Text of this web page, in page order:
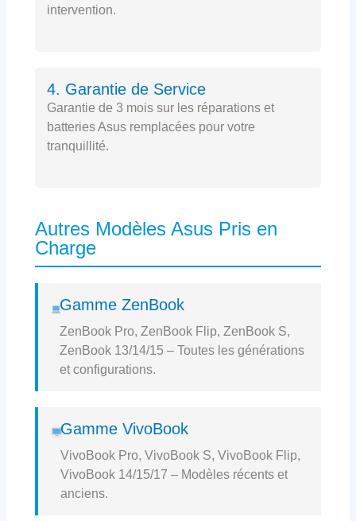
intervention.
4. Garantie de Service
Garantie de 3 mois sur les réparations et
batteries Asus remplacées pour votre
tranquillité.
Autres Modèles Asus Pris en
Charge
Gamme ZenBook
ZenBook Pro, ZenBook Flip, ZenBook S,
ZenBook 13/14/15 – Toutes les générations
et configurations.
Gamme VivoBook
VivoBook Pro, VivoBook S, VivoBook Flip,
VivoBook 14/15/17 – Modèles récents et
anciens.